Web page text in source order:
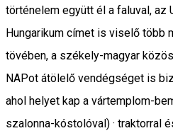
történelem együtt él a faluval, az
Hungarikum címet is viselő több
tövében, a székely-magyar
NAPot átölelő vendégséget is
ahol helyet kap a vártemplom-
szalonna-kóstolóval) · traktorral